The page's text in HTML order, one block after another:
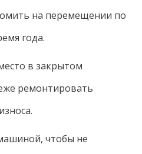
на перемещении по
года.
в закрытом
ремонтировать
чтобы не